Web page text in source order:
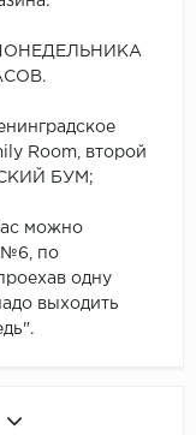
Room, второй
БУМ;
можно
№6, по
одну
выходить